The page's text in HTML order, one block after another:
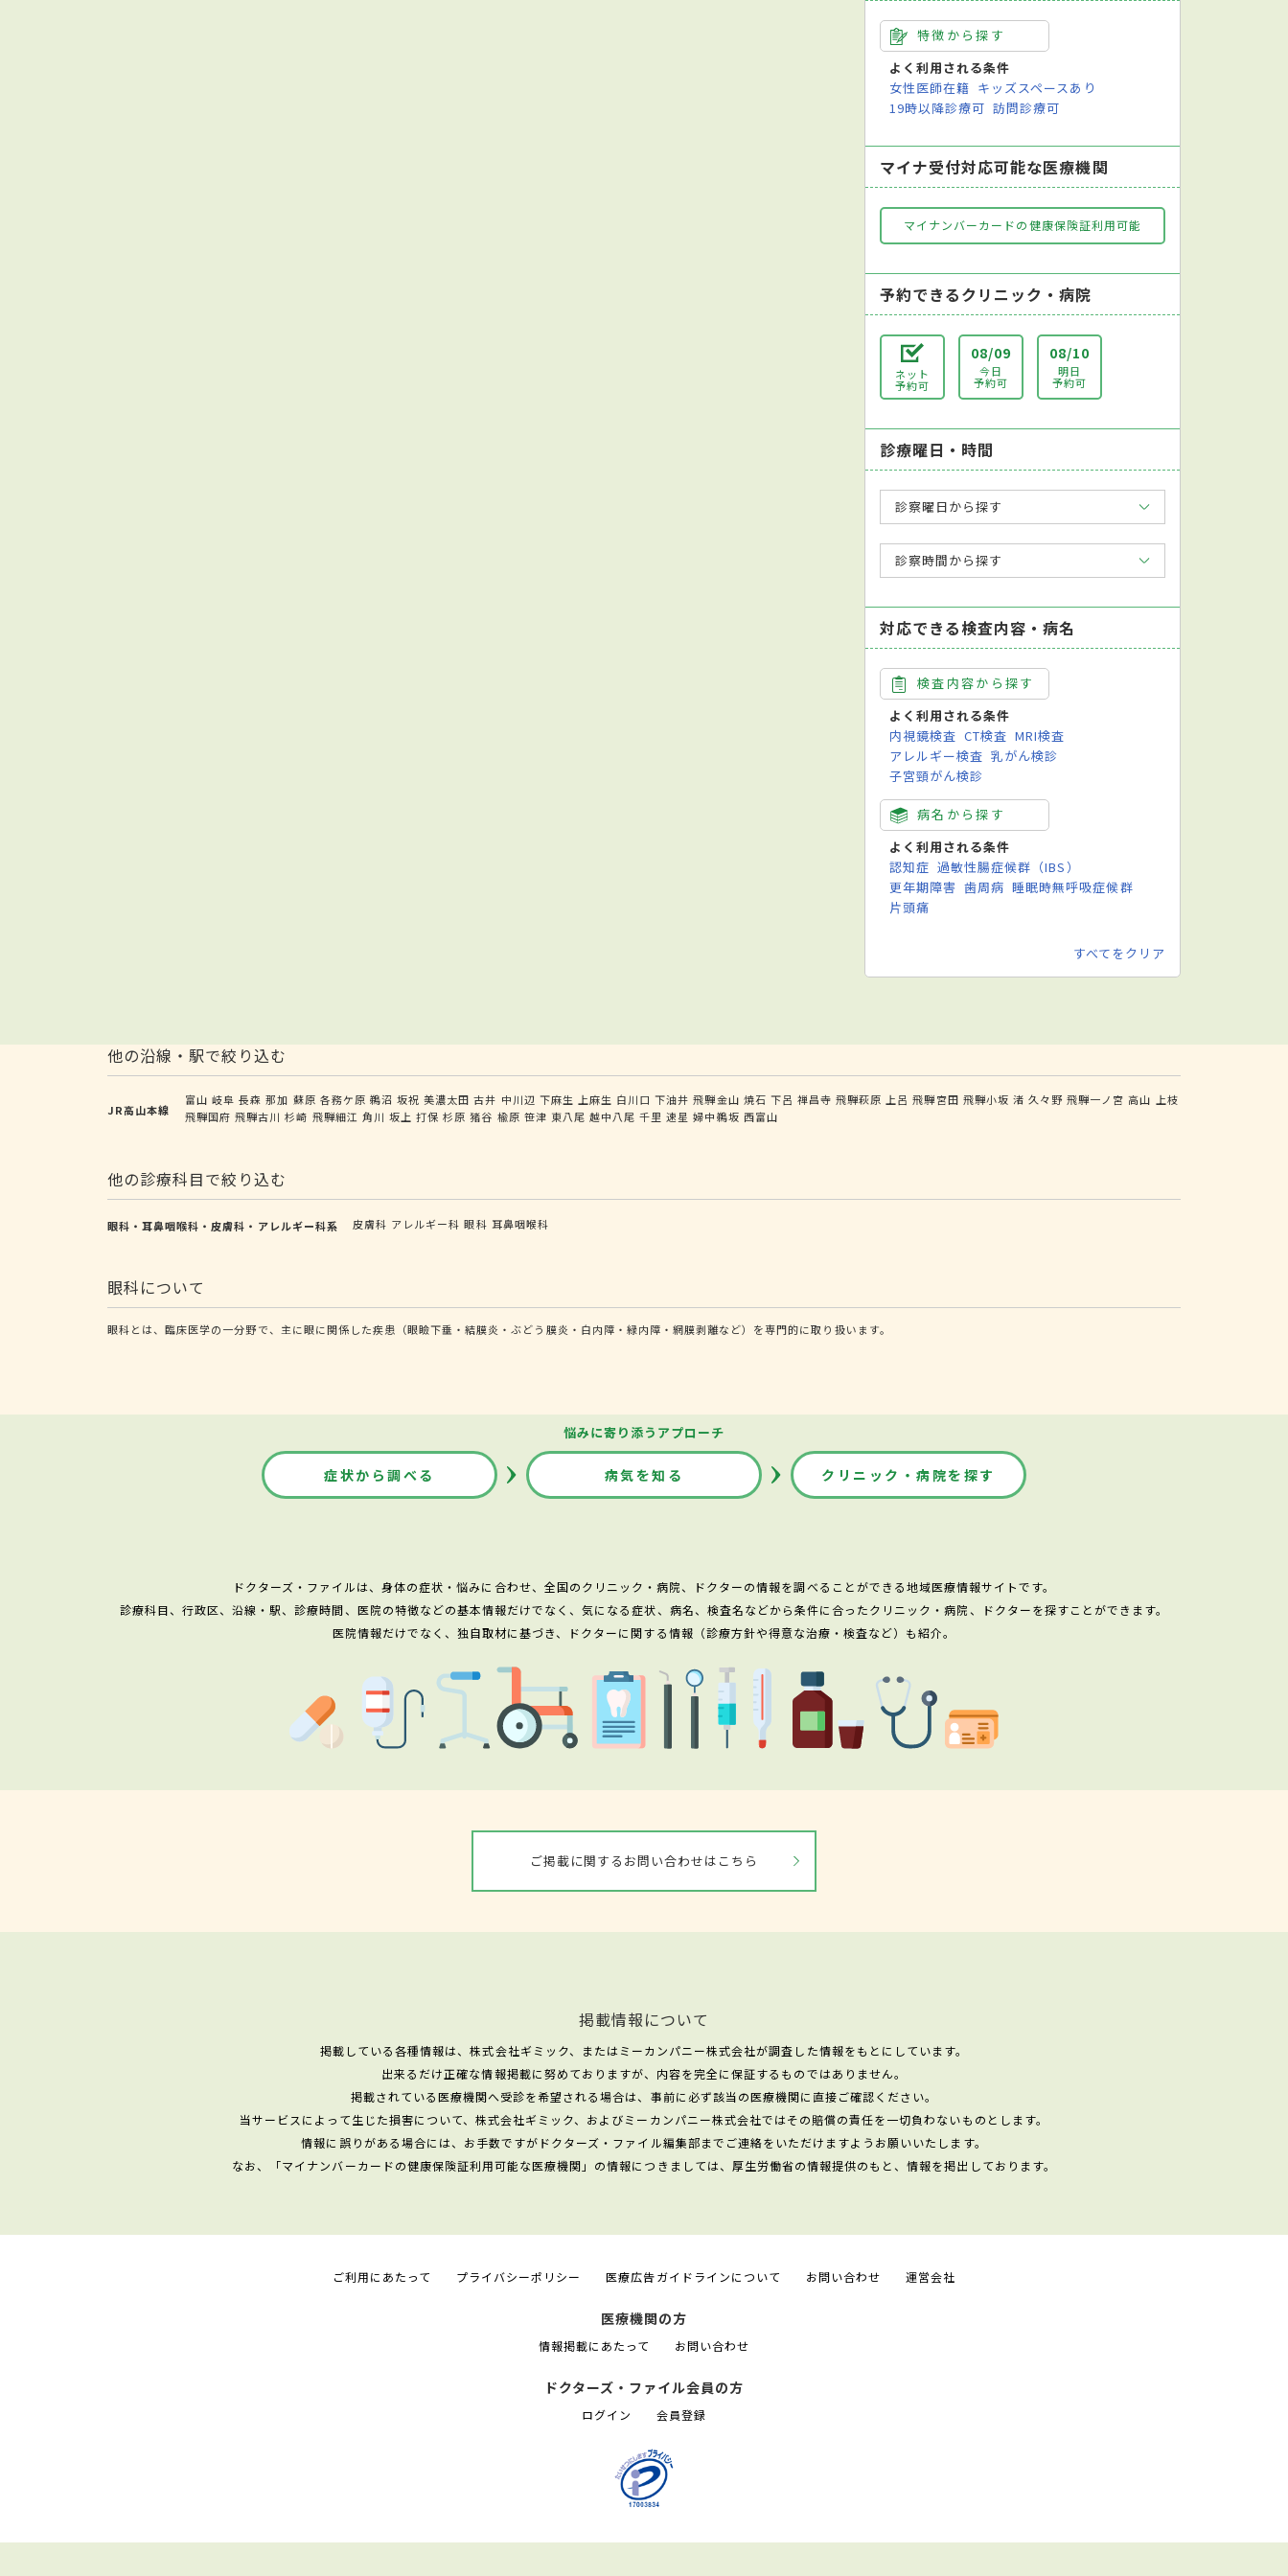
特徴から探す
よく利用される条件
女性医師在籍 キッズスペースあり
19時以降診療可 訪問診療可
マイナ受付対応可能な医療機関
マイナンバーカードの健康保険証利用可能
予約できるクリニック・病院
ネット
予約可
08/09
今日
予約可
08/10
明日
予約可
診療曜日・時間
診察曜日から探す
診察時間から探す
対応できる検査内容・病名
検査内容から探す
よく利用される条件
内視鏡検査 CT検査 MRI検査
アレルギー検査 乳がん検診
子宮頸がん検診
病名から探す
よく利用される条件
認知症 過敏性腸症候群（IBS）
更年期障害 歯周病 睡眠時無呼吸症候群
片頭痛
すべてをクリア
他の沿線・駅で絞り込む
JR高山本線
富山 岐阜 長森 那加 蘇原 各務ケ原 鵜沼 坂祝 美濃太田 古井 中川辺 下麻生 上麻生 白川口 下油井 飛騨金山 焼石 下呂 禅昌寺 飛騨萩原 上呂 飛騨宮田 飛騨小坂 渚 久々野 飛騨一ノ宮 高山
上枝
飛騨国府 飛騨古川 杉崎 飛騨細江 角川 坂上 打保 杉原 猪谷 楡原 笹津 東八尾 越中八尾 千里 速星 婦中鵜坂 西富山
他の診療科目で絞り込む
眼科・耳鼻咽喉科・皮膚科・アレルギー科系 皮膚科 アレルギー科 眼科 耳鼻咽喉科
眼科について
眼科とは、臨床医学の一分野で、主に眼に関係した疾患（眼瞼下垂・結膜炎・ぶどう膜炎・白内障・緑内障・網膜剥離など）を専門的に取り扱います。
悩みに寄り添うアプローチ
症状から調べる 病気を知る クリニック・病院を探す
ドクターズ・ファイルは、身体の症状・悩みに合わせ、全国のクリニック・病院、ドクターの情報を調べることができる地域医療情報サイトです。
診療科目、行政区、沿線・駅、診療時間、医院の特徴などの基本情報だけでなく、気になる症状、病名、検査名などから条件に合ったクリニック・病院、ドクターを探すことができます。
医院情報だけでなく、独自取材に基づき、ドクターに関する情報（診療方針や得意な治療・検査など）も紹介。
ご掲載に関するお問い合わせはこちら
掲載情報について
掲載している各種情報は、株式会社ギミック、またはミーカンパニー株式会社が調査した情報をもとにしています。
出来るだけ正確な情報掲載に努めておりますが、内容を完全に保証するものではありません。
掲載されている医療機関へ受診を希望される場合は、事前に必ず該当の医療機関に直接ご確認ください。
当サービスによって生じた損害について、株式会社ギミック、およびミーカンパニー株式会社ではその賠償の責任を一切負わないものとします。
情報に誤りがある場合には、お手数ですがドクターズ・ファイル編集部までご連絡をいただけますようお願いいたします。
なお、「マイナンバーカードの健康保険証利用可能な医療機関」の情報につきましては、厚生労働省の情報提供のもと、情報を掲出しております。
ご利用にあたって プライバシーポリシー 医療広告ガイドラインについて お問い合わせ 運営会社
医療機関の方
情報掲載にあたって お問い合わせ
ドクターズ・ファイル会員の方
ログイン 会員登録